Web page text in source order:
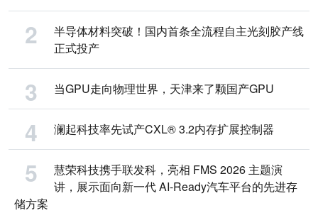
半导体材料突破！国内首条全流程自主光刻胶产线
正式投产
当GPU走向物理世界，天津来了颗国产GPU
澜起科技率先试产CXL® 3.2内存扩展控制器
慧荣科技携手联发科，亮相 FMS 2026 主题演
讲，展示面向新一代 AI-Ready汽车平台的先进存
储方案